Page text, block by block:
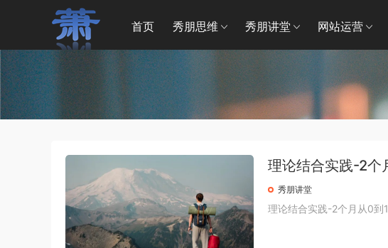
首页 秀朋思维 秀朋讲堂 网站运营
理论结合实践-2个
秀朋讲堂
理论结合实践-2个月从0到